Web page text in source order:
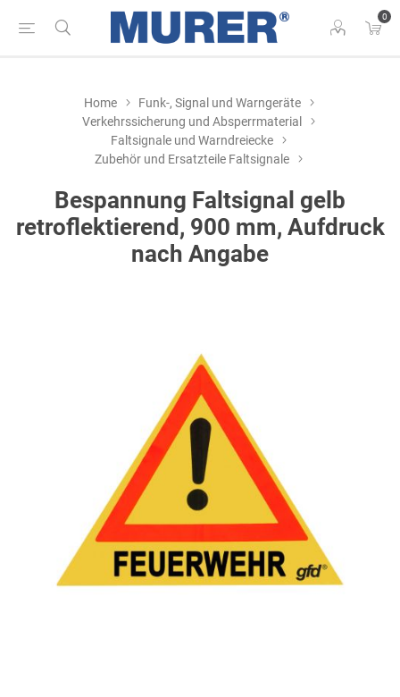
0
Home
Funk-, Signal und Warngeräte
Verkehrssicherung und Absperrmaterial
Faltsignale und Warndreiecke
Zubehör und Ersatzteile Faltsignale
Bespannung Faltsignal gelb
retroflektierend, 900 mm, Aufdruck
nach Angabe